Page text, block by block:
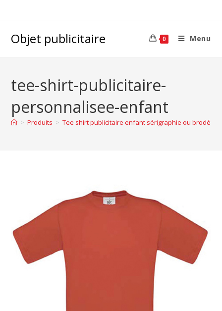
Objet publicitaire 0 Menu
tee-shirt-publicitaire-
personnalisee-enfant
> Produits > Tee shirt publicitaire enfant sérigraphie ou brodé